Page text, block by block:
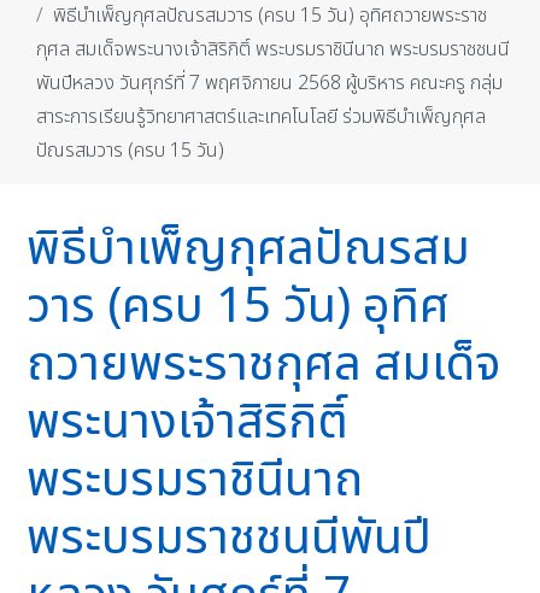
พิธีบำเพ็ญกุศลปัณรสมวาร (ครบ 15 วัน) อุทิศถวายพระราช
กุศล สมเด็จพระนางเจ้าสิริกิติ์ พระบรมราชินีนาถ พระบรมราชชนนี
พันปีหลวง วันศุกร์ที่ 7 พฤศจิกายน 2568 ผู้บริหาร คณะครู กลุ่ม
สาระการเรียนรู้วิทยาศาสตร์และเทคโนโลยี ร่วมพิธีบำเพ็ญกุศล
ปัณรสมวาร (ครบ 15 วัน)
พิธีบำเพ็ญกุศลปัณรสม
วาร (ครบ 15 วัน) อุทิศ
ถวายพระราชกุศล สมเด็จ
พระนางเจ้าสิริกิติ์
พระบรมราชินีนาถ
พระบรมราชชนนีพันปี